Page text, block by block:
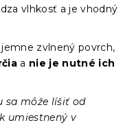
vlhkosť a je vhodný
zvlnený povrch,
a nie je nutné ich
sa môže líšiť od
umiestnený v